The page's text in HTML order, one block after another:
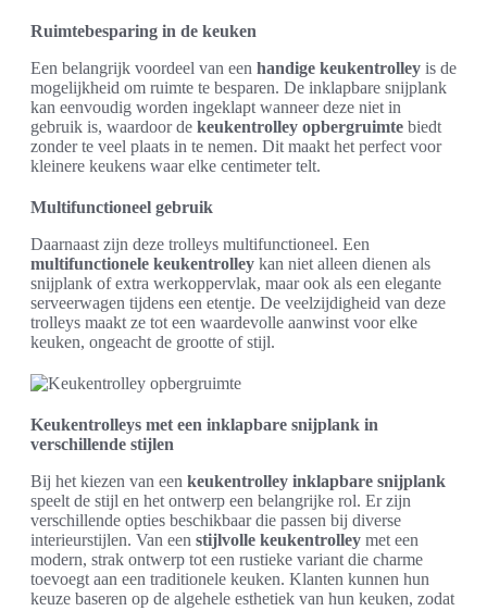
Ruimtebesparing in de keuken
Een belangrijk voordeel van een handige keukentrolley is de
mogelijkheid om ruimte te besparen. De inklapbare snijplank
kan eenvoudig worden ingeklapt wanneer deze niet in
gebruik is, waardoor de keukentrolley opbergruimte biedt
zonder te veel plaats in te nemen. Dit maakt het perfect voor
kleinere keukens waar elke centimeter telt.
Multifunctioneel gebruik
Daarnaast zijn deze trolleys multifunctioneel. Een
multifunctionele keukentrolley kan niet alleen dienen als
snijplank of extra werkoppervlak, maar ook als een elegante
serveerwagen tijdens een etentje. De veelzijdigheid van deze
trolleys maakt ze tot een waardevolle aanwinst voor elke
keuken, ongeacht de grootte of stijl.
Keukentrolleys met een inklapbare snijplank in
verschillende stijlen
Bij het kiezen van een keukentrolley inklapbare snijplank
speelt de stijl en het ontwerp een belangrijke rol. Er zijn
verschillende opties beschikbaar die passen bij diverse
interieurstijlen. Van een stijlvolle keukentrolley met een
modern, strak ontwerp tot een rustieke variant die charme
toevoegt aan een traditionele keuken. Klanten kunnen hun
keuze baseren op de algehele esthetiek van hun keuken, zodat